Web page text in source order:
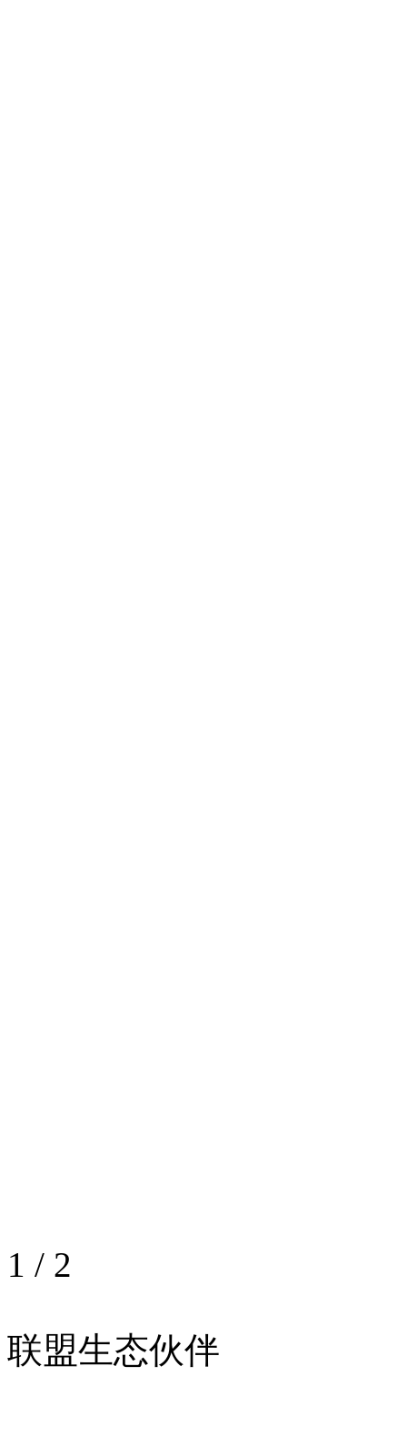
1 / 2
联盟生态伙伴